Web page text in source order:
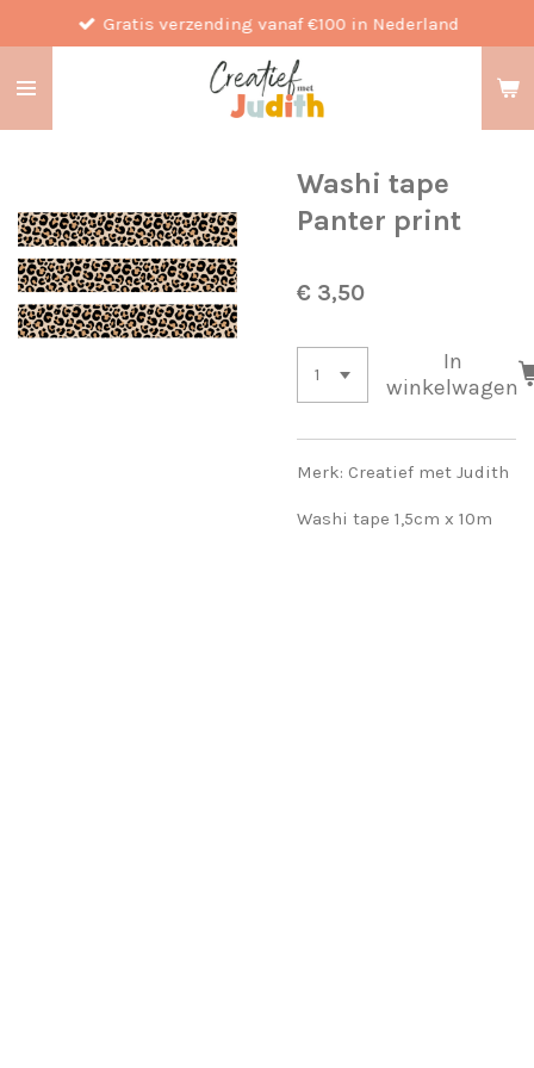
direct
naar
Gratis verzending vanaf €100 in Nederland
Washi tape
Panter print
€ 3,50
In
winkelwagen
Merk: Creatief met Judith
Washi tape 1,5cm x 10m